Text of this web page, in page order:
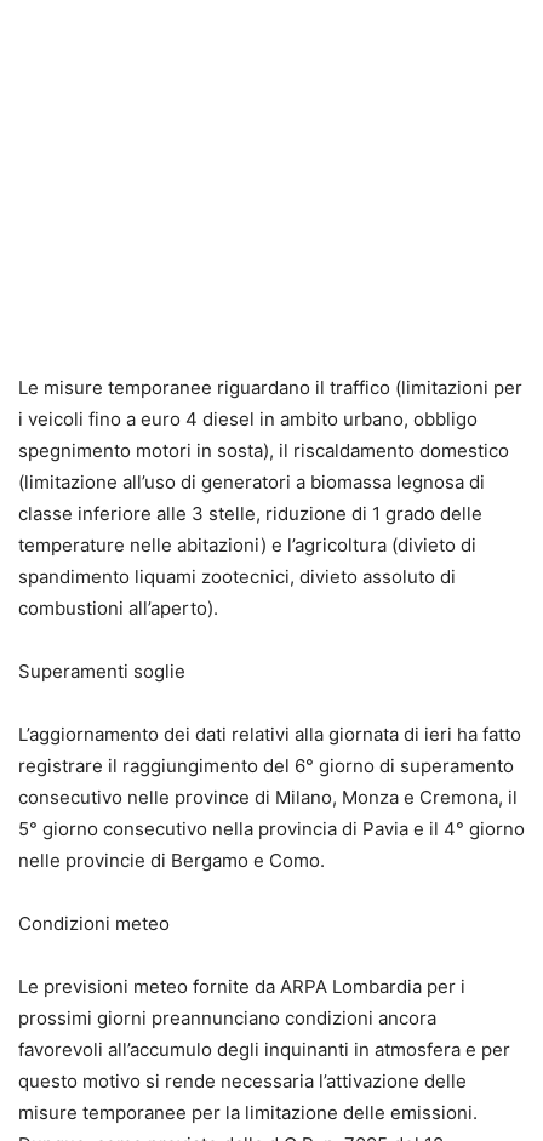
Le misure temporanee riguardano il traffico (limitazioni per
i veicoli fino a euro 4 diesel in ambito urbano, obbligo
spegnimento motori in sosta), il riscaldamento domestico
(limitazione all’uso di generatori a biomassa legnosa di
classe inferiore ‪alle 3 stelle, riduzione di 1 grado delle
temperature nelle abitazioni) e l’agricoltura (divieto di
spandimento liquami zootecnici, divieto assoluto di
combustioni all’aperto).
Superamenti soglie
L’aggiornamento dei dati relativi alla giornata di ieri ha fatto
registrare il raggiungimento del 6° giorno di superamento
consecutivo nelle province di Milano, Monza e Cremona, il
5° giorno consecutivo nella provincia di Pavia e il 4° giorno
nelle provincie di Bergamo e Como.
Condizioni meteo
Le previsioni meteo fornite da ARPA Lombardia per i
prossimi giorni preannunciano condizioni ancora
favorevoli all’accumulo degli inquinanti in atmosfera e per
questo motivo si rende necessaria l’attivazione delle
misure temporanee per la limitazione delle emissioni.